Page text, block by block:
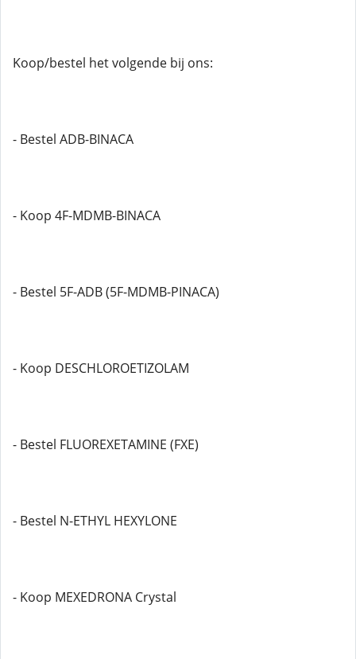
Koop/bestel het volgende bij ons:
- Bestel ADB-BINACA
- Koop 4F-MDMB-BINACA
- Bestel 5F-ADB (5F-MDMB-PINACA)
- Koop DESCHLOROETIZOLAM
- Bestel FLUOREXETAMINE (FXE)
- Bestel N-ETHYL HEXYLONE
- Koop MEXEDRONA Crystal